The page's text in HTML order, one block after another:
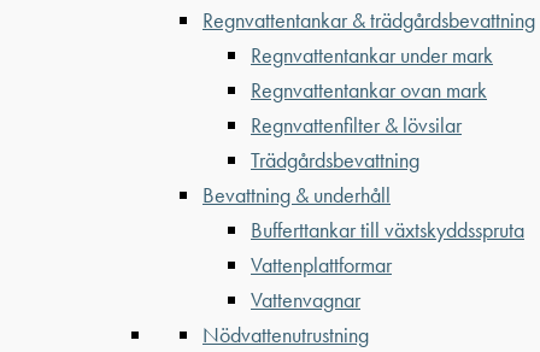
Regnvattentankar & trädgårdsbevattning
Regnvattentankar under mark
Regnvattentankar ovan mark
Regnvattenfilter & lövsilar
Trädgårdsbevattning
Bevattning & underhåll
Bufferttankar till växtskyddsspruta
Vattenplattformar
Vattenvagnar
Nödvattenutrustning